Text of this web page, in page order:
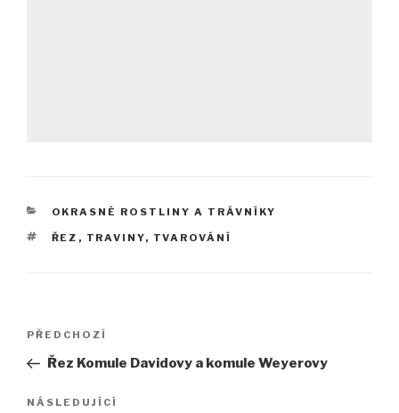
RUBRIKY
OKRASNÉ ROSTLINY A TRÁVNÍKY
ŠTÍTKY
ŘEZ , TRAVINY, TVAROVÁNÍ
Navigace
pro
příspěvek
Předchozí
příspěvek
PŘEDCHOZÍ
Řez Komule Davidovy a komule Weyerovy
Následující
NÁSLEDUJÍCÍ